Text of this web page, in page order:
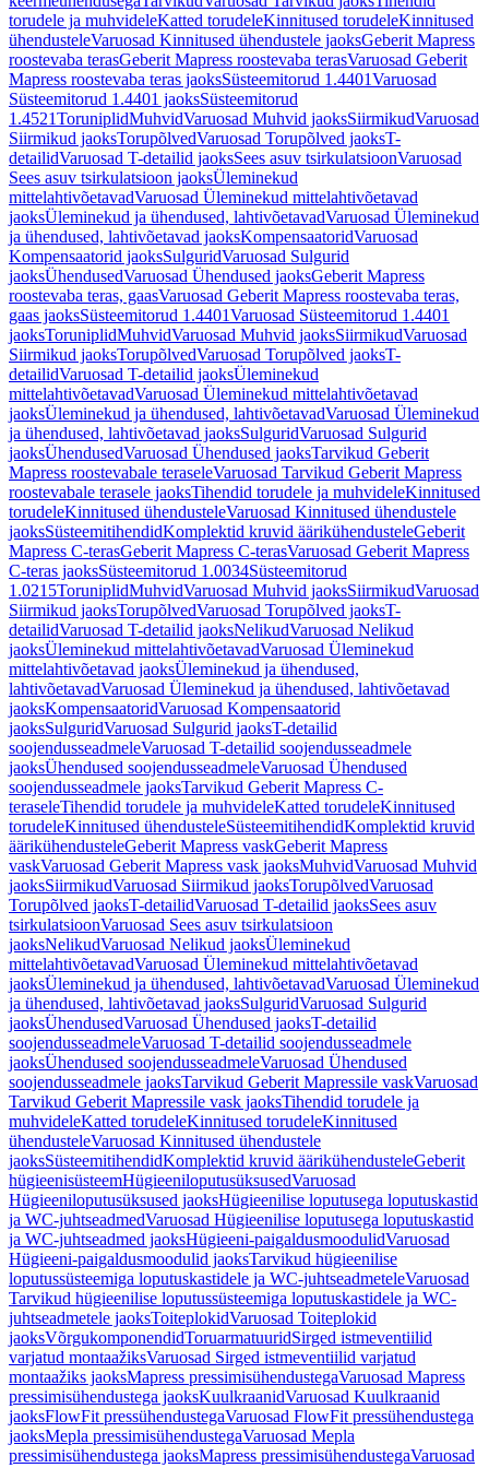
torudele ja muhvideleKatted torudeleKinnitused torudeleKinnitused
ühendusteleVaruosad Kinnitused ühendustele jaoksGeberit Mapress
roostevaba terasGeberit Mapress roostevaba terasVaruosad Geberit
Mapress roostevaba teras jaoksSüsteemitorud 1.4401Varuosad
Süsteemitorud 1.4401 jaoksSüsteemitorud
1.4521ToruniplidMuhvidVaruosad Muhvid jaoksSiirmikudVaruosad
Siirmikud jaoksTorupõlvedVaruosad Torupõlved jaoksT-
detailidVaruosad T-detailid jaoksSees asuv tsirkulatsioonVaruosad
Sees asuv tsirkulatsioon jaoksÜleminekud
mittelahtivõetavadVaruosad Üleminekud mittelahtivõetavad
jaoksÜleminekud ja ühendused, lahtivõetavadVaruosad Üleminekud
ja ühendused, lahtivõetavad jaoksKompensaatoridVaruosad
Kompensaatorid jaoksSulguridVaruosad Sulgurid
jaoksÜhendusedVaruosad Ühendused jaoksGeberit Mapress
roostevaba teras, gaasVaruosad Geberit Mapress roostevaba teras,
gaas jaoksSüsteemitorud 1.4401Varuosad Süsteemitorud 1.4401
jaoksToruniplidMuhvidVaruosad Muhvid jaoksSiirmikudVaruosad
Siirmikud jaoksTorupõlvedVaruosad Torupõlved jaoksT-
detailidVaruosad T-detailid jaoksÜleminekud
mittelahtivõetavadVaruosad Üleminekud mittelahtivõetavad
jaoksÜleminekud ja ühendused, lahtivõetavadVaruosad Üleminekud
ja ühendused, lahtivõetavad jaoksSulguridVaruosad Sulgurid
jaoksÜhendusedVaruosad Ühendused jaoksTarvikud Geberit
Mapress roostevabale teraseleVaruosad Tarvikud Geberit Mapress
roostevabale terasele jaoksTihendid torudele ja muhvideleKinnitused
torudeleKinnitused ühendusteleVaruosad Kinnitused ühendustele
jaoksSüsteemitihendidKomplektid kruvid äärikühendusteleGeberit
Mapress C-terasGeberit Mapress C-terasVaruosad Geberit Mapress
C-teras jaoksSüsteemitorud 1.0034Süsteemitorud
1.0215ToruniplidMuhvidVaruosad Muhvid jaoksSiirmikudVaruosad
Siirmikud jaoksTorupõlvedVaruosad Torupõlved jaoksT-
detailidVaruosad T-detailid jaoksNelikudVaruosad Nelikud
jaoksÜleminekud mittelahtivõetavadVaruosad Üleminekud
mittelahtivõetavad jaoksÜleminekud ja ühendused,
lahtivõetavadVaruosad Üleminekud ja ühendused, lahtivõetavad
jaoksKompensaatoridVaruosad Kompensaatorid
jaoksSulguridVaruosad Sulgurid jaoksT-detailid
soojendusseadmeleVaruosad T-detailid soojendusseadmele
jaoksÜhendused soojendusseadmeleVaruosad Ühendused
soojendusseadmele jaoksTarvikud Geberit Mapress C-
teraseleTihendid torudele ja muhvideleKatted torudeleKinnitused
torudeleKinnitused ühendusteleSüsteemitihendidKomplektid kruvid
äärikühendusteleGeberit Mapress vaskGeberit Mapress
vaskVaruosad Geberit Mapress vask jaoksMuhvidVaruosad Muhvid
jaoksSiirmikudVaruosad Siirmikud jaoksTorupõlvedVaruosad
Torupõlved jaoksT-detailidVaruosad T-detailid jaoksSees asuv
tsirkulatsioonVaruosad Sees asuv tsirkulatsioon
jaoksNelikudVaruosad Nelikud jaoksÜleminekud
mittelahtivõetavadVaruosad Üleminekud mittelahtivõetavad
jaoksÜleminekud ja ühendused, lahtivõetavadVaruosad Üleminekud
ja ühendused, lahtivõetavad jaoksSulguridVaruosad Sulgurid
jaoksÜhendusedVaruosad Ühendused jaoksT-detailid
soojendusseadmeleVaruosad T-detailid soojendusseadmele
jaoksÜhendused soojendusseadmeleVaruosad Ühendused
soojendusseadmele jaoksTarvikud Geberit Mapressile vaskVaruosad
Tarvikud Geberit Mapressile vask jaoksTihendid torudele ja
muhvideleKatted torudeleKinnitused torudeleKinnitused
ühendusteleVaruosad Kinnitused ühendustele
jaoksSüsteemitihendidKomplektid kruvid äärikühendusteleGeberit
hügieenisüsteemHügieeniloputusüksusedVaruosad
Hügieeniloputusüksused jaoksHügieenilise loputusega loputuskastid
ja WC-juhtseadmedVaruosad Hügieenilise loputusega loputuskastid
ja WC-juhtseadmed jaoksHügieeni-paigaldusmoodulidVaruosad
Hügieeni-paigaldusmoodulid jaoksTarvikud hügieenilise
loputussüsteemiga loputuskastidele ja WC-juhtseadmeteleVaruosad
Tarvikud hügieenilise loputussüsteemiga loputuskastidele ja WC-
juhtseadmetele jaoksToiteplokidVaruosad Toiteplokid
jaoksVõrgukomponendidToruarmatuuridSirged istmeventiilid
varjatud montaažiksVaruosad Sirged istmeventiilid varjatud
montaažiks jaoksMapress pressimisühendustegaVaruosad Mapress
pressimisühendustega jaoksKuulkraanidVaruosad Kuulkraanid
jaoksFlowFit pressühendustegaVaruosad FlowFit pressühendustega
jaoksMepla pressimisühendustegaVaruosad Mepla
pressimisühendustega jaoksMapress pressimisühendustegaVaruosad